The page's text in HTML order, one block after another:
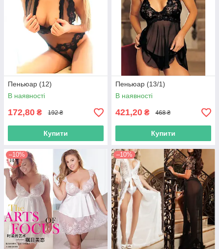
Пеньюар (12)
В наявності
172,80 ₴ 192 ₴
Купити
Пеньюар (13/1)
В наявності
421,20 ₴ 468 ₴
Купити
–10% –10%